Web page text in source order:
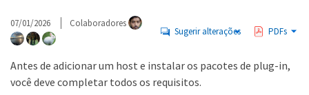
07/01/2026 Colaboradores
Sugerir alterações PDFs
Antes de adicionar um host e instalar os pacotes de plug-in,
você deve completar todos os requisitos.